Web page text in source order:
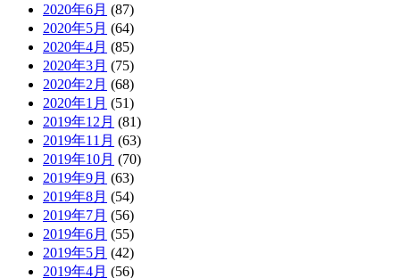
2020年6月 (87)
2020年5月 (64)
2020年4月 (85)
2020年3月 (75)
2020年2月 (68)
2020年1月 (51)
2019年12月 (81)
2019年11月 (63)
2019年10月 (70)
2019年9月 (63)
2019年8月 (54)
2019年7月 (56)
2019年6月 (55)
2019年5月 (42)
2019年4月 (56)